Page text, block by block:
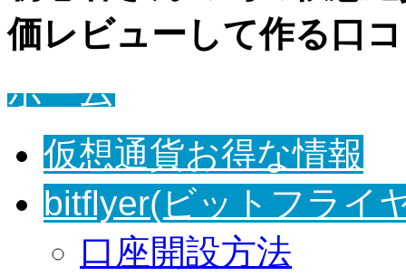
価レビューして作る口
ホーム
仮想通貨お得な情報
bitflyer(ビットフライ
口座開設方法